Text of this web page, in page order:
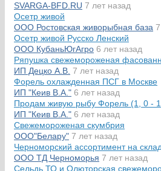
SVARGA-BFD.RU 7 лет назад
Осетр живой
ООО Ростовская живорыбная база
Осетр живой Русско Ленский
ООО КубаньЮгАгро 6 лет назад
Ряпушка свежемороженая
ИП Децко А.В. 7 лет назад
Форель охлажденная ПСГ в Москве
ИП "Кеив В.А." 6 лет назад
Продам живую рыбу Форель (1, 0 -
ИП "Кеив В.А." 6 лет назад
Свежемороженая скумбрия
ООО"Белару" 7 лет назад
Черноморский ассортимент на
ООО ТД Черноморья 7 лет назад
Сельдь ТО и Олюторская